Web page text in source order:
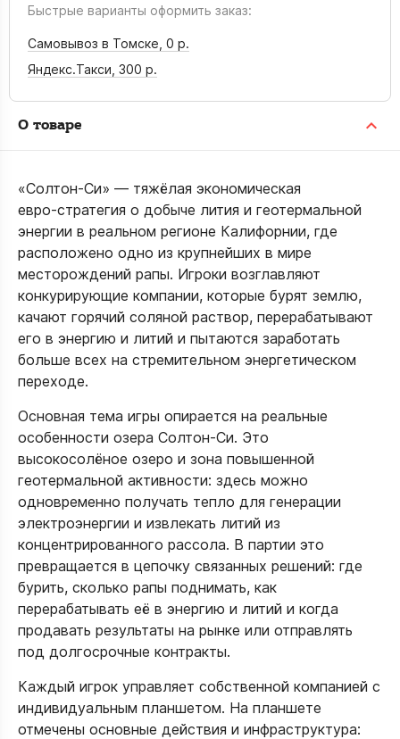
Быстрые варианты оформить заказ:
Самовывоз в Томске, 0 р.
Яндекс.Такси, 300 р.
О товаре
«Солтон-Си» — тяжёлая экономическая
евро‑стратегия о добыче лития и геотермальной
энергии в реальном регионе Калифорнии, где
расположено одно из крупнейших в мире
месторождений рапы. Игроки возглавляют
конкурирующие компании, которые бурят землю,
качают горячий соляной раствор, перерабатывают
его в энергию и литий и пытаются заработать
больше всех на стремительном энергетическом
переходе.​​
Основная тема игры опирается на реальные
особенности озера Солтон-Си. Это
высокосолёное озеро и зона повышенной
геотермальной активности: здесь можно
одновременно получать тепло для генерации
электроэнергии и извлекать литий из
концентрированного рассола. В партии это
превращается в цепочку связанных решений: где
бурить, сколько рапы поднимать, как
перерабатывать её в энергию и литий и когда
продавать результаты на рынке или отправлять
под долгосрочные контракты.​​
Каждый игрок управляет собственной компанией с
индивидуальным планшетом. На планшете
отмечены основные действия и инфраструктура: